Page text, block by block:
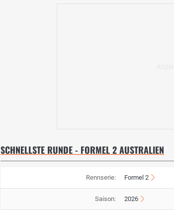
SCHNELLSTE RUNDE - FORMEL 2 AUSTRALIEN
Rennserie: Formel 2
Saison: 2026